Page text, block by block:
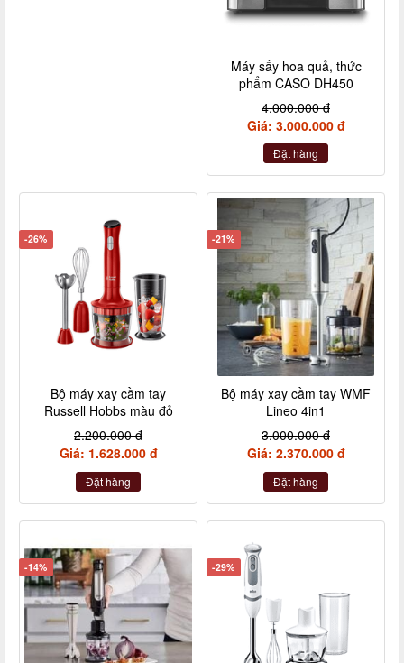
Máy sấy hoa quả, thức
phẩm CASO DH450
4.000.000 đ
Giá: 3.000.000 đ
Đặt hàng
-26%
Bộ máy xay cầm tay
Russell Hobbs màu đỏ
2.200.000 đ
Giá: 1.628.000 đ
Đặt hàng
-21%
Bộ máy xay cầm tay WMF
Lineo 4in1
3.000.000 đ
Giá: 2.370.000 đ
Đặt hàng
-14% -29%